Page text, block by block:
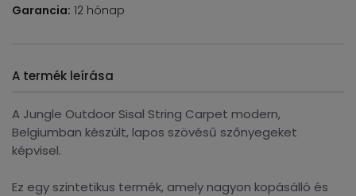
Garancia: 12 hónap
A termék leírása
A Jungle Outdoor Sisal String Carpet modern,
Belgiumban készült, lapos szövésű szőnyegeket
képvisel.
Ez egy szintetikus termék, amely nagyon kopásálló és